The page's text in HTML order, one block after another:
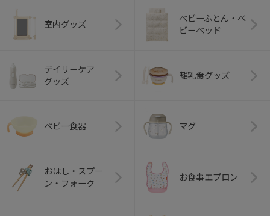
室内グッズ
ベビーふとん・ベ
ビーベッド
デイリーケア
グッズ
離乳食グッズ
ベビー食器 マグ
おはし・スプー
ン・フォーク
お食事エプロン